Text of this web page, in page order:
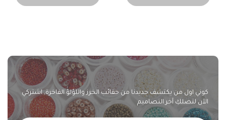
كوني اول من يكتشف جديدنا من حقائب الخرز واللؤلؤ الفاخرة, اشتركي
الآن لتصلكِ آخر التصاميم